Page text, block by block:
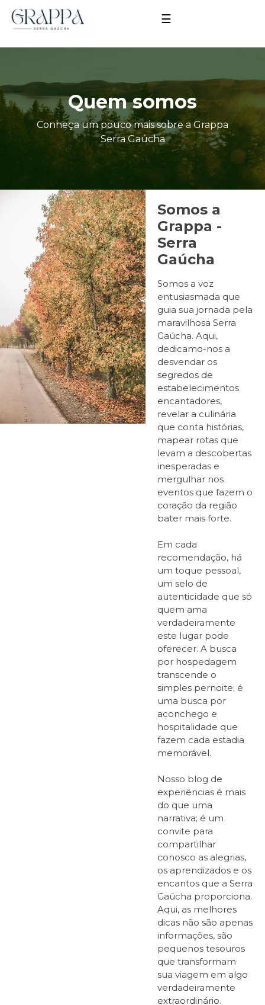
☰
Quem somos
Conheça um pouco mais sobre a Grappa
Serra Gaúcha
Somos a
Grappa -
Serra
Gaúcha
Somos a voz
entusiasmada que
guia sua jornada pela
maravilhosa Serra
Gaúcha. Aqui,
dedicamo-nos a
desvendar os
segredos de
estabelecimentos
encantadores,
revelar a culinária
que conta histórias,
mapear rotas que
levam a descobertas
inesperadas e
mergulhar nos
eventos que fazem o
coração da região
bater mais forte.
Em cada
recomendação, há
um toque pessoal,
um selo de
autenticidade que só
quem ama
verdadeiramente
este lugar pode
oferecer. A busca
por hospedagem
transcende o
simples pernoite; é
uma busca por
aconchego e
hospitalidade que
fazem cada estadia
memorável.
Nosso blog de
experiências é mais
do que uma
narrativa; é um
convite para
compartilhar
conosco as alegrias,
os aprendizados e os
encantos que a Serra
Gaúcha proporciona.
Aqui, as melhores
dicas não são apenas
informações, são
pequenos tesouros
que transformam
sua viagem em algo
verdadeiramente
extraordinário.